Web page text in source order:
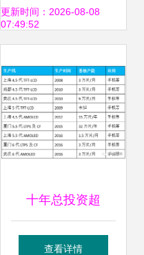
屏液晶显示器深度
更新时间：2026-08-08
07:49:52
十年总投资超
10000亿！国内液
查看详情